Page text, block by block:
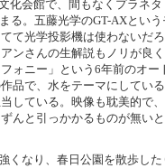
化会館で、間もなくプラネタ
る。五藤光学のGT-AXという
て光学投影機は使わないだろ
ンさんの生解説もノリが良
ォニー」という6年前のオー
品で、水をテーマにしてい
している。映像も耽美的で
んと引っかかるものが無いと
くなり、春日公園を散歩し